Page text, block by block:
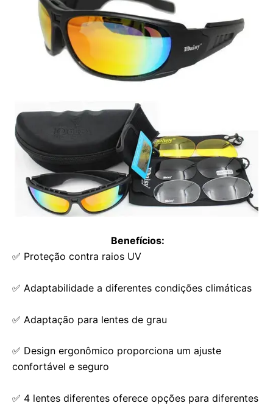
Benefícios:
✅ Proteção contra raios UV
✅ Adaptabilidade a diferentes condições climáticas
✅ Adaptação para lentes de grau
✅ Design ergonômico proporciona um ajuste
confortável e seguro
✅ 4 lentes diferentes oferece opções para diferentes